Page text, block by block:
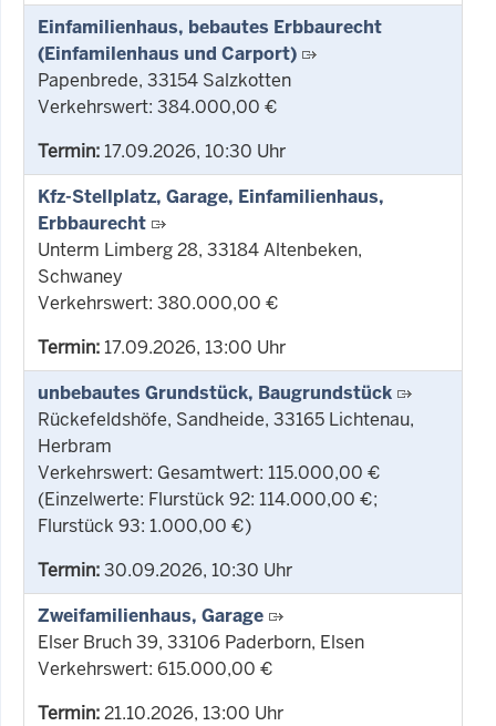
Einfamilienhaus, bebautes Erbbaurecht
(Einfamilenhaus und Carport)
Papenbrede, 33154 Salzkotten
Verkehrswert: 384.000,00 €
Termin:17.09.2026, 10:30 Uhr
Kfz-Stellplatz, Garage, Einfamilienhaus,
Erbbaurecht
Unterm Limberg 28, 33184 Altenbeken,
Schwaney
Verkehrswert: 380.000,00 €
Termin:17.09.2026, 13:00 Uhr
unbebautes Grundstück, Baugrundstück
Rückefeldshöfe, Sandheide, 33165 Lichtenau,
Herbram
Verkehrswert: Gesamtwert: 115.000,00 €
(Einzelwerte: Flurstück 92: 114.000,00 €;
Flurstück 93: 1.000,00 €)
Termin:30.09.2026, 10:30 Uhr
Zweifamilienhaus, Garage
Elser Bruch 39, 33106 Paderborn, Elsen
Verkehrswert: 615.000,00 €
Termin:21.10.2026, 13:00 Uhr